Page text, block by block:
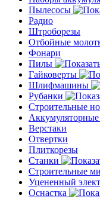
Пылесосы
Радио
Штроборезы
Отбойные
Фонари
Пилы
Гайковерты
Шлифмашины
Рубанки
Строительные
Аккумуляторные
Верстаки
Отвертки
Плиткорезы
Станки
Строительные
Уцененный
Оснастка